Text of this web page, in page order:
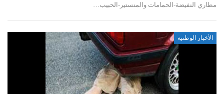
مطاري النفيضة-الحمامات والمنستير-الحبيب…
الأخبار الوطنية